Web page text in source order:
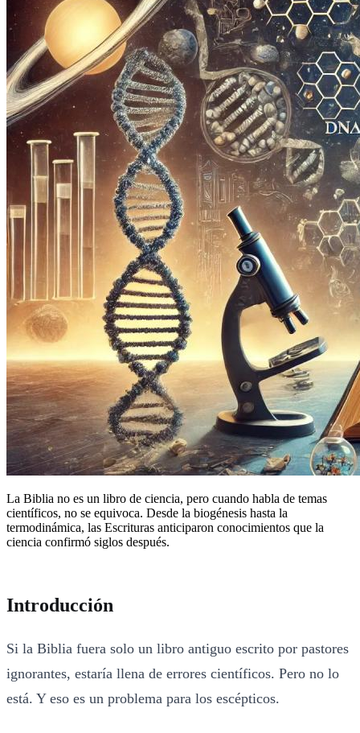
La Biblia no es un libro de ciencia, pero cuando habla de temas
científicos, no se equivoca. Desde la biogénesis hasta la
termodinámica, las Escrituras anticiparon conocimientos que la
ciencia confirmó siglos después.
Introducción
Si la Biblia fuera solo un libro antiguo escrito por pastores
ignorantes, estaría llena de errores científicos. Pero no lo
está. Y eso es un problema para los escépticos.